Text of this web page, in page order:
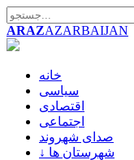
ARAZAZARBAIJAN
خانه
سیاسی
اقتصادی
اجتماعی
صدای شهروند
↓ شهرستان ها